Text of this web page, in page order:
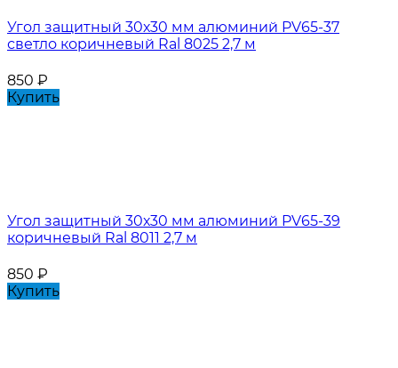
Угол защитный 30х30 мм алюминий PV65-37
светло коричневый Ral 8025 2,7 м
850 ₽
Купить
Угол защитный 30х30 мм алюминий PV65-39
коричневый Ral 8011 2,7 м
850 ₽
Купить